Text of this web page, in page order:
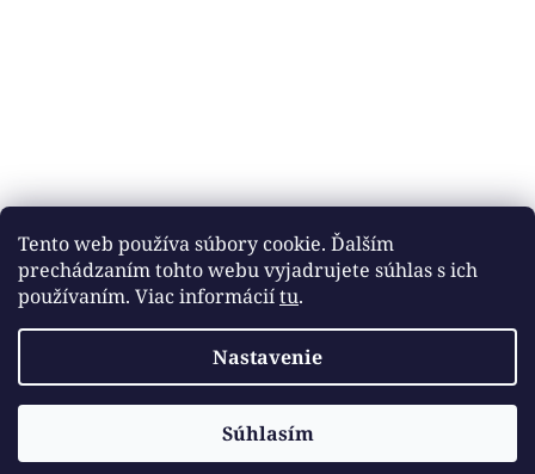
Tento web používa súbory cookie. Ďalším
prechádzaním tohto webu vyjadrujete súhlas s ich
používaním. Viac informáciítu.
Nastavenie
Súhlasím
Vytvoril Shoptet
DOBROTÉKA. Všetky práva vyhradené.